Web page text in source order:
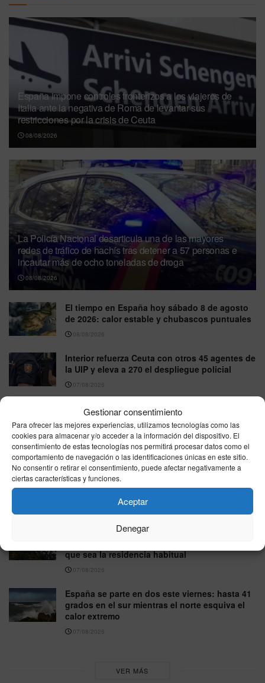
Gestionar consentimiento
Para ofrecer las mejores experiencias, utilizamos tecnologías como las
cookies para almacenar y/o acceder a la información del dispositivo. El
consentimiento de estas tecnologías nos permitirá procesar datos como el
comportamiento de navegación o las identificaciones únicas en este sitio.
No consentir o retirar el consentimiento, puede afectar negativamente a
ciertas características y funciones.
Aceptar
Denegar
España impone controles fronterizos a los viajeros de
Italia ante la negativa de Roma de levantar sus
restricciones por la crisis de Ceuta
08/08/2026
La Policía Nacional desarticula una de las mayores
redes de tráfico de hachís tras detener a 57 personas e
incautar más de ocho toneladas de droga
08/08/2026
El tiempo en España hoy sábado 8 de agosto
de 2026: calor estable y chubascos puntuales
08/08/2026
Interior refuerza Ceuta con otros 45 agentes de
la UIP y eleva a 270 el despliegue policial
07/08/2026
Melilla reprocha al Gobierno su ausencia en el
Parlamento Europeo durante el debate sobre la
crisis de Ceuta
07/08/2026
La Armada refuerza Ceuta con las fragatas
‘Santa María’ y ‘Navarra’ junto al patrullero
Las ayudas por viviendas destruidas en los
que sea la residencia habitual
07/08/2026
España se parte en dos este viernes: hasta 41
grados en el sur mientras el norte esquiva el
calor extremo
07/08/2026
VER MÁS